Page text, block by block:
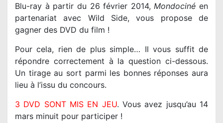
Blu-ray à partir du 26 février 2014,Mondociné en
partenariat avec Wild Side, vous propose de
gagner des DVD du film !
Pour cela, rien de plus simple… Il vous suffit de
répondre correctement à la question ci-dessous.
Un tirage au sort parmi les bonnes réponses aura
lieu à l’issu du concours.
3 DVD SONT MIS EN JEU. Vous avez jusqu’au 14
mars minuit pour participer !